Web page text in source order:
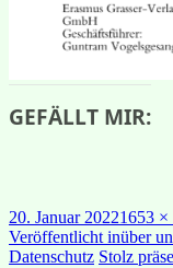
GEFÄLLT MIR:
Veröffentlicht
am
20. Januar 20221653 ×
Veröffentlicht inüber
Datenschutz Stolz